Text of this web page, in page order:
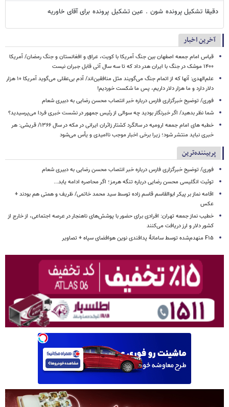
دقیقا تشکیل پرونده شون . عین تشکیل پرونده برای آقای خاوریه
آخرین اخبار
قیاس امام جمعه اصفهان بین جنگ آمریکا با کویت، عراق و افغانستان و جنگ رمضان/ آمریکا
۱۴۰۰ موشک در جنگ با ایران هدر داد که تا سه سال آتی قابل جبران نیست
علم‌الهدی: آنها که از اتمام جنگ می‌گویند مثل منافقین‌اند/ آدم بی‌عقلی می‌گوید آمریکا ۱۰ هزار
دلار دارد و ما هزار دلار داریم، پس ما شکست خوردیم!
فوری/ توضیح خبرگزاری فارس درباره خبر انتصاب محسن رضایی به دبیری شعام
شما نظر بدهید/ اگر خبرنگار بودید چه سوالی از رئیس جمهور در نشست خبری فردا می‌پرسیدید؟
خطبه های امام جمعه ارومیه در سالگرد کشتار زائران ایرانی در مکه در سال ۱۳۶۶/ قریشی: هر
خبری نباید منتشر شود؛ زیرا برخی اخبار موجب ناامیدی و یأس می‌شود
پربیننده‌ترین
فوری/ توضیح خبرگزاری فارس درباره خبر انتصاب محسن رضایی به دبیری شعام
توئیت انگلیسی محسن رضایی درباره تنگه هرمز؛ اگر محاصره ادامه یابد...
اقامه نماز بر پیکر ابوالقاسم قاسم زاده توسط سید محمد خاتمی/ ظریف و همتی هم بودند +
عکس
خطیب نماز جمعه تهران: افرادی برای حضور با پوشش‌های ناهنجار در عرصه اجتماعی، از خارج از
کشور دلار و ارز دریافت می‌کنند
F۱۵ منهدم‌شده توسط سامانۀ پدافندی نوین هوافضای سپاه + تصاویر